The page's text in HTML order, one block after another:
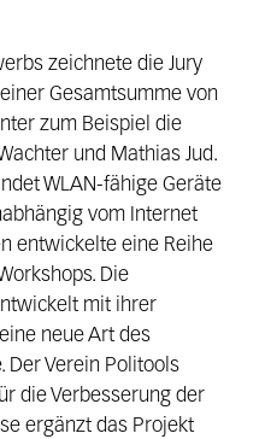
zeichnete die Jury
Gesamtsumme von
zum Beispiel die
und Mathias Jud.
WLAN-fähige Geräte
vom Internet
entwickelte eine Reihe
Die
mit ihrer
neue Art des
Der Verein Politools
die Verbesserung der
ergänzt das Projekt